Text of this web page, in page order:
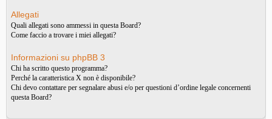
Allegati
Quali allegati sono ammessi in questa Board?
Come faccio a trovare i miei allegati?
Informazioni su phpBB 3
Chi ha scritto questo programma?
Perché la caratteristica X non è disponibile?
Chi devo contattare per segnalare abusi e/o per questioni d’ordine legale concernenti
questa Board?